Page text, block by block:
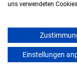
uns verwendeten
Einstellungen